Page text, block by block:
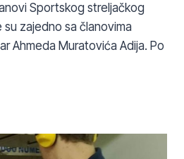
Sportskog streljačkog
su zajedno sa članovima
Ahmeda Muratovića Adija. Po